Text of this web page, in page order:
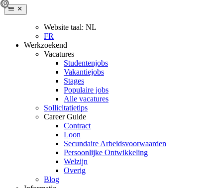
Website taal: NL
FR
Werkzoekend
Vacatures
Studentenjobs
Vakantiejobs
Stages
Populaire jobs
Alle vacatures
Sollicitatietips
Career Guide
Contract
Loon
Secundaire Arbeidsvoorwaarden
Persoonlijke Ontwikkeling
Welzijn
Overig
Blog